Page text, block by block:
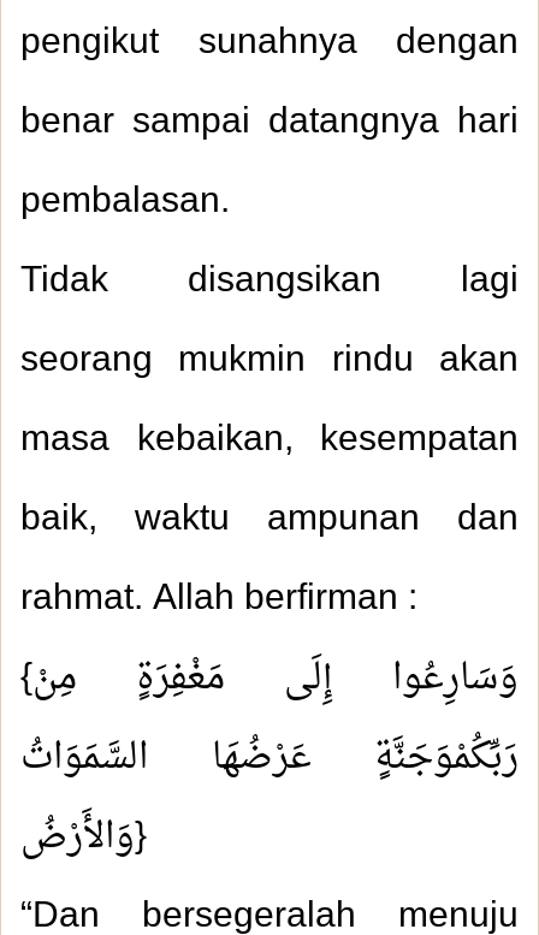
pengikut sunahnya dengan
benar sampai datangnya hari
pembalasan.
Tidak disangsikan lagi
seorang mukmin rindu akan
masa kebaikan, kesempatan
baik, waktu ampunan dan
rahmat. Allah berfirman :
{وَسَارِعُوا إِلَى مَغْفِرَةٍ مِنْ
رَبِّكُمْوَجَنَّةٍ عَرْضُهَا السَّمَوَاتُ
وَالأَرْضُ}
“Dan bersegeralah menuju